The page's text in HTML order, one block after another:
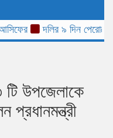
দলির ৯ দিন পেরোলেও
উপজেলাকে
প্রধানমন্ত্রী